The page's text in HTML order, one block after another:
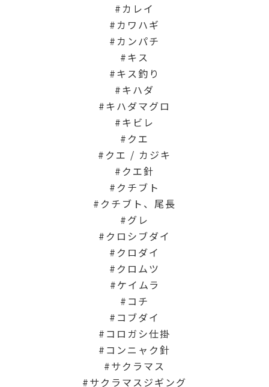
カレイ
カワハギ
カンパチ
キス
キス釣り
キハダ
キハダマグロ
キビレ
クエ
クエ / カジキ
クエ針
クチブト
クチブト、尾長
グレ
クロシブダイ
クロダイ
クロムツ
ケイムラ
コチ
コブダイ
コロガシ仕掛
コンニャク針
サクラマス
サクラマスジギング